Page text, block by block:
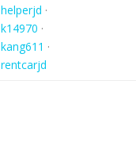
helperjd ·
k14970 ·
kang611 ·
rentcarjd